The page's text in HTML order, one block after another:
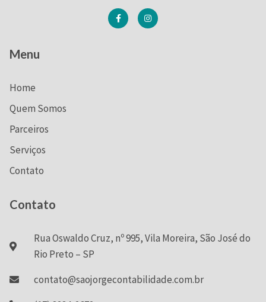
Menu
Home
Quem Somos
Parceiros
Serviços
Contato
Contato
Rua Oswaldo Cruz, nº 995, Vila Moreira, São José do
Rio Preto – SP
contato@saojorgecontabilidade.com.br